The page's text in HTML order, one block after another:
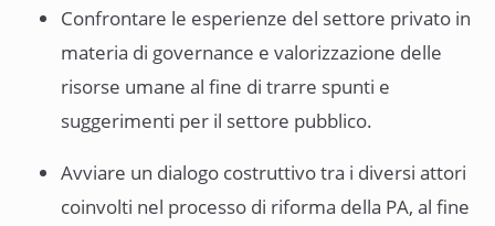
Confrontare le esperienze del settore privato in
materia di governance e valorizzazione delle
risorse umane al fine di trarre spunti e
suggerimenti per il settore pubblico.
Avviare un dialogo costruttivo tra i diversi attori
coinvolti nel processo di riforma della PA, al fine